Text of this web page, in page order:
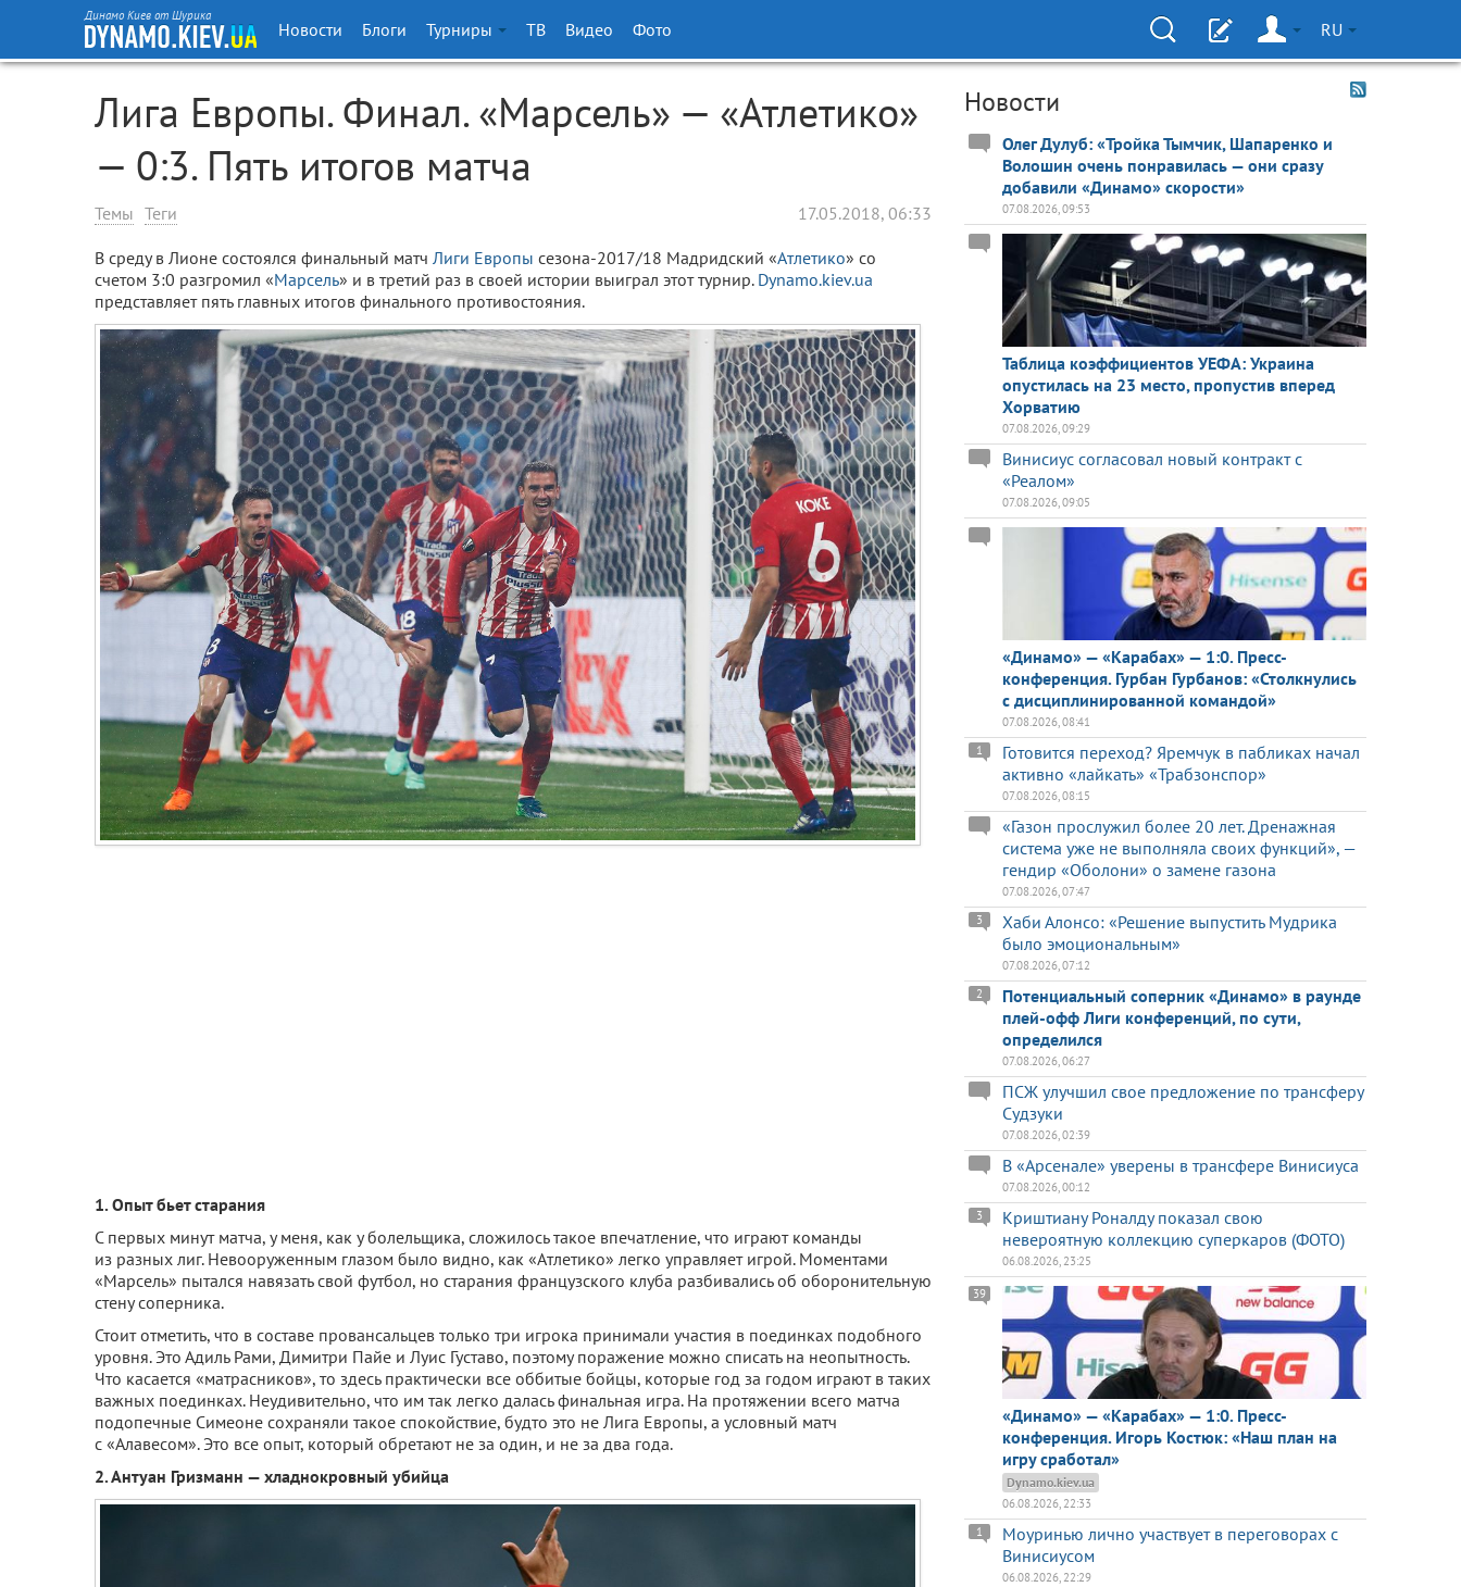
Динамо Киев от Шурика
Новости Блоги Турниры ТВ Видео Фото RU
Лига Европы. Финал. «Марсель» — «Атлетико»
— 0:3. Пять итогов матча
Темы Теги 17.05.2018, 06:33
В среду в Лионе состоялся финальный матч Лиги Европы сезона-2017/18 Мадридский «Атлетико» со
счетом 3:0 разгромил «Марсель» и в третий раз в своей истории выиграл этот турнир. Dynamo.kiev.ua
представляет пять главных итогов финального противостояния.
1. Опыт бьет старания
С первых минут матча, у меня, как у болельщика, сложилось такое впечатление, что играют команды
из разных лиг. Невооруженным глазом было видно, как «Атлетико» легко управляет игрой. Моментами
«Марсель» пытался навязать свой футбол, но старания французского клуба разбивались об оборонительную
стену соперника.
Стоит отметить, что в составе провансальцев только три игрока принимали участия в поединках подобного
уровня. Это Адиль Рами, Димитри Пайе и Луис Густаво, поэтому поражение можно списать на неопытность.
Что касается «матрасников», то здесь практически все оббитые бойцы, которые год за годом играют в таких
важных поединках. Неудивительно, что им так легко далась финальная игра. На протяжении всего матча
подопечные Симеоне сохраняли такое спокойствие, будто это не Лига Европы, а условный матч
с «Алавесом». Это все опыт, который обретают не за один, и не за два года.
2. Антуан Гризманн — хладнокровный убийца
Новости
Олег Дулуб: «Тройка Тымчик, Шапаренко и
Волошин очень понравилась — они сразу
добавили «Динамо» скорости»
07.08.2026, 09:53
Таблица коэффициентов УЕФА: Украина
опустилась на 23 место, пропустив вперед
Хорватию
07.08.2026, 09:29
Винисиус согласовал новый контракт с
«Реалом»
07.08.2026, 09:05
«Динамо» — «Карабах» — 1:0. Пресс-
конференция. Гурбан Гурбанов: «Столкнулись
с дисциплинированной командой»
07.08.2026, 08:41
Готовится переход? Яремчук в пабликах начал
активно «лайкать» «Трабзонспор»
1
07.08.2026, 08:15
«Газон прослужил более 20 лет. Дренажная
система уже не выполняла своих функций», —
гендир «Оболони» о замене газона
07.08.2026, 07:47
Хаби Алонсо: «Решение выпустить Мудрика
было эмоциональным»
3
07.08.2026, 07:12
Потенциальный соперник «Динамо» в раунде
плей-офф Лиги конференций, по сути,
определился
2
07.08.2026, 06:27
ПСЖ улучшил свое предложение по трансферу
Судзуки
07.08.2026, 02:39
В «Арсенале» уверены в трансфере Винисиуса
07.08.2026, 00:12
Криштиану Роналду показал свою
невероятную коллекцию суперкаров (ФОТО)
3
06.08.2026, 23:25
«Динамо» — «Карабах» — 1:0. Пресс-
конференция. Игорь Костюк: «Наш план на
игру сработал»
39
Dynamo.kiev.ua
06.08.2026, 22:33
Моуринью лично участвует в переговорах с
Винисиусом
1
06.08.2026, 22:29